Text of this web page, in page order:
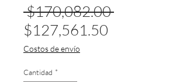
$170,082.00 Precio
$127,561.50
Costos de envío
Cantidad *